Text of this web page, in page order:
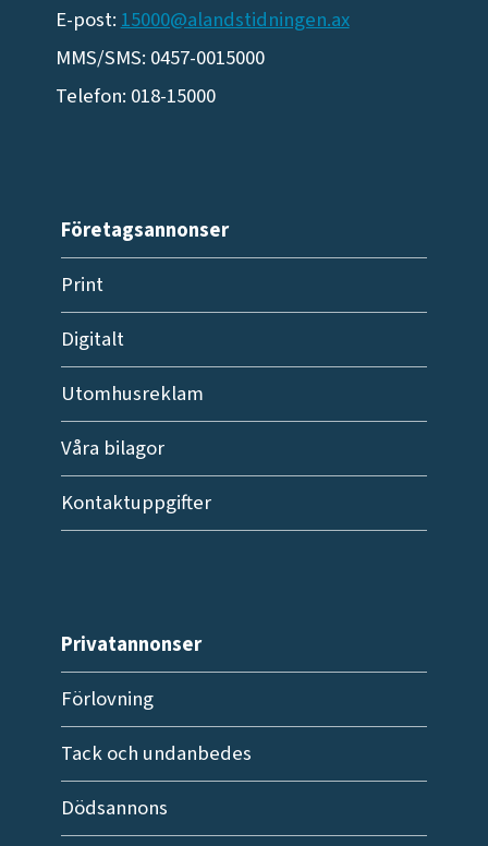
E-post: 15000@alandstidningen.ax
MMS/SMS: 0457-0015000
Telefon: 018-15000
Företagsannonser
Print
Digitalt
Utomhusreklam
Våra bilagor
Kontaktuppgifter
Privatannonser
Förlovning
Tack och undanbedes
Dödsannons